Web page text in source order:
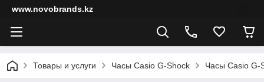
www.novobrands.kz
Товары и услуги Часы Casio G-Shock Часы Casio G-